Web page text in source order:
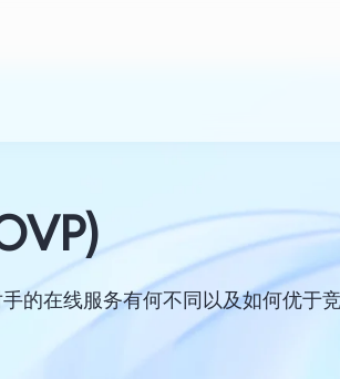
的在线服务有何不同以及如何优于竞